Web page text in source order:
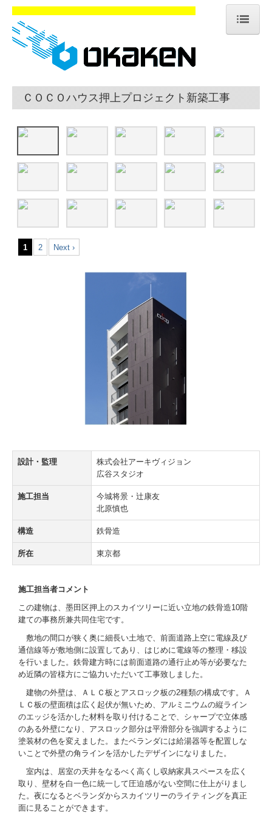
ホーム
企業理念
会社概要・沿革
歴史
グループ会社・協力会社
個人情報保護方針
公共・教育
大切なこと
メッセージ
建築の式典
お問い合わせ
協力会社の皆様
ＣＯＣＯハウス押上プロジェクト新築工事
1 2 Next ›
設計・監理
株式会社アーキヴィジョン
広谷スタジオ
施工担当
今城将景・辻康友
北原慎也
構造 鉄骨造
所在 東京都
施工担当者コメント
この建物は、墨田区押上のスカイツリーに近い立地の鉄骨造10階
建ての事務所兼共同住宅です。
敷地の間口が狭く奥に細長い土地で、前面道路上空に電線及び
通信線等が敷地側に設置してあり、はじめに電線等の整理・移設
を行いました。鉄骨建方時には前面道路の通行止め等が必要なた
め近隣の皆様方にご協力いただいて工事致しました。
建物の外壁は、ＡＬＣ板とアスロック板の2種類の構成です。Ａ
ＬＣ板の壁面積は広く起伏が無いため、アルミニウムの縦ライン
のエッジを活かした材料を取り付けることで、シャープで立体感
のある外壁になり、アスロック部分は平滑部分を強調するように
塗装材の色を変えました。またベランダには給湯器等を配置しな
いことで外壁の角ラインを活かしたデザインになりました。
室内は、居室の天井をなるべく高くし収納家具スペースを広く
取り、壁材を白一色に統一して圧迫感がない空間に仕上がりまし
た。夜になるとベランダからスカイツリーのライティングを真正
面に見ることができます。